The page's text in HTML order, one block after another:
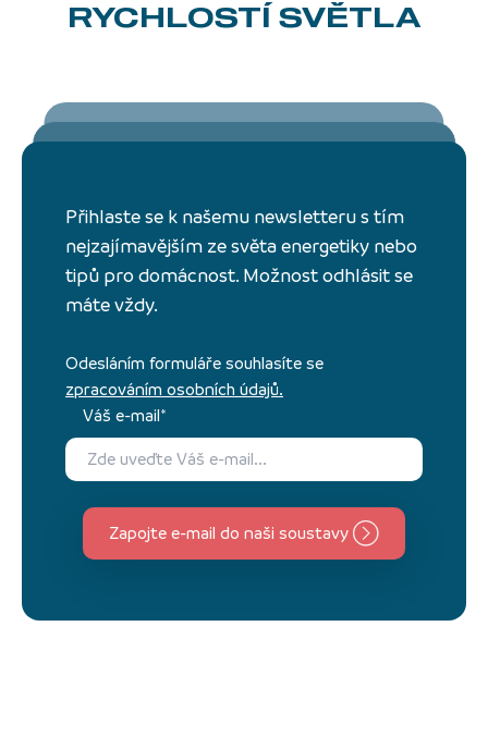
RYCHLOSTÍ SVĚTLA
Přihlaste se k našemu newsletteru s tím
nejzajímavějším ze světa energetiky nebo
tipů pro domácnost. Možnost odhlásit se
máte vždy.
Odesláním formuláře souhlasíte se
zpracováním osobních údajů.
Váš e-mail*
Zapojte e-mail do naši soustavy